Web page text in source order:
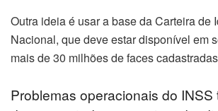
Outra ideia é usar a base da Carteira de
Nacional, que deve estar disponível em
mais de 30 milhões de faces
Problemas operacionais do